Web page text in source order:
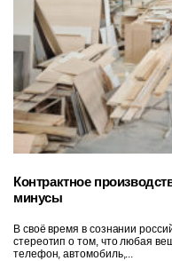
Контрактное
минусы
В своё время в сознании
стереотип о том, что любая
телефон, автомобиль,...